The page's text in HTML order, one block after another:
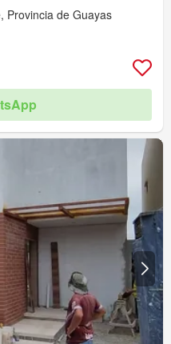
Provincia de Guayas